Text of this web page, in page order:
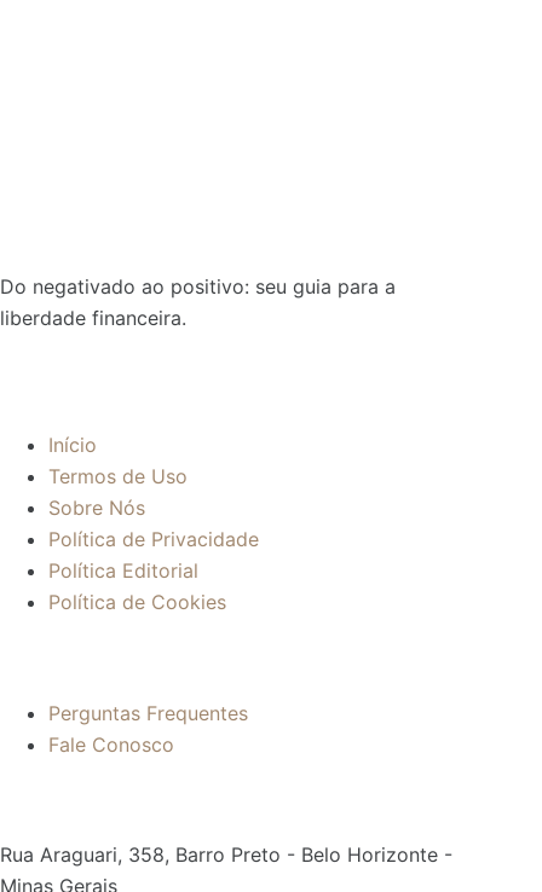
Do negativado ao positivo: seu guia para a
liberdade financeira.
Início
Termos de Uso
Sobre Nós
Política de Privacidade
Política Editorial
Política de Cookies
Perguntas Frequentes
Fale Conosco
Rua Araguari, 358, Barro Preto - Belo Horizonte -
Minas Gerais